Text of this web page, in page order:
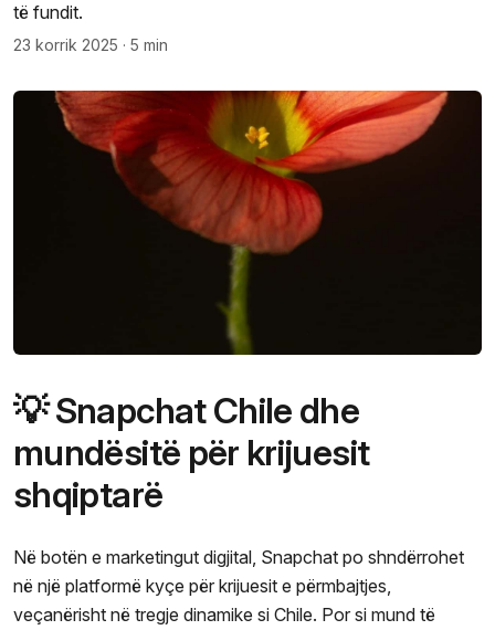
të fundit.
23 korrik 2025 · 5 min
💡 Snapchat Chile dhe
mundësitë për krijuesit
shqiptarë
Në botën e marketingut digjital, Snapchat po shndërrohet
në një platformë kyçe për krijuesit e përmbajtjes,
veçanërisht në tregje dinamike si Chile. Por si mund të